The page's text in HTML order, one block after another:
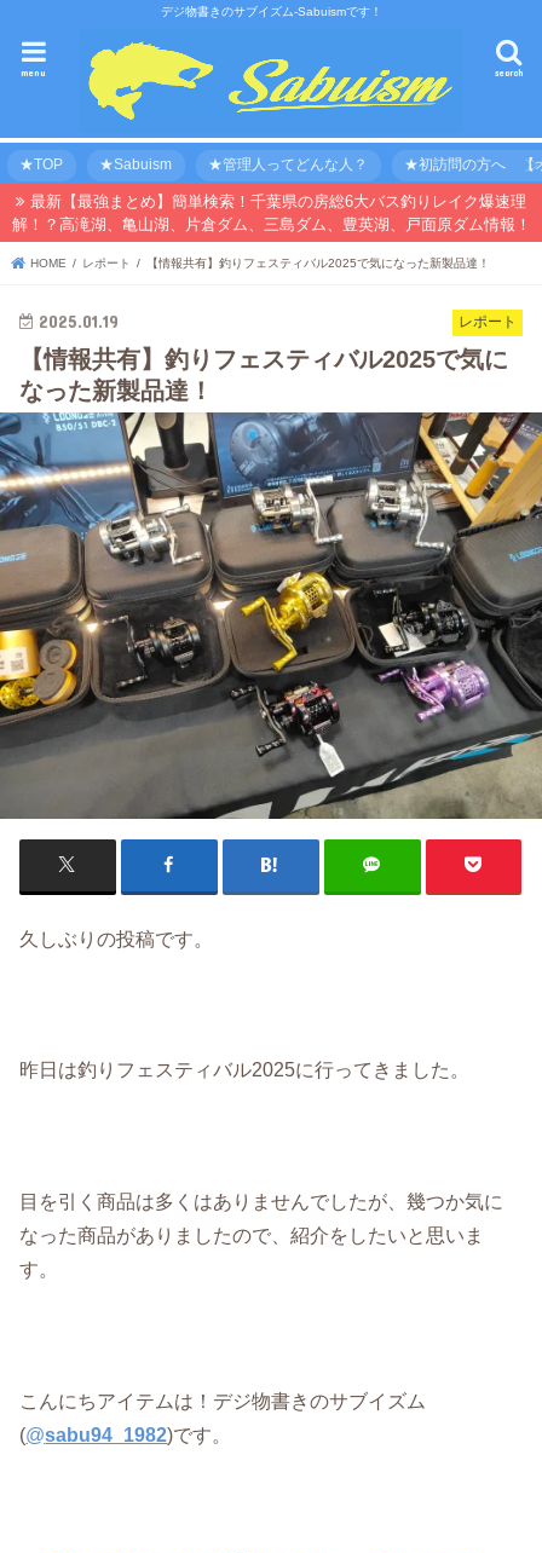
デジ物書きのサブイズム-Sabuismです！
search
menu
★TOP ★Sabuism ★管理人ってどんな人？ ★初訪問の方へ 【
最新【最強まとめ】簡単検索！千葉県の房総6大バス釣りレイク爆速理
解！？高滝湖、亀山湖、片倉ダム、三島ダム、豊英湖、戸面原ダム情報！
HOME レポート 【情報共有】釣りフェスティバル2025で気になった新製品達！
レポート
2025.01.19
【情報共有】釣りフェスティバル2025で気に
なった新製品達！
久しぶりの投稿です。
昨日は釣りフェスティバル2025に行ってきました。
目を引く商品は多くはありませんでしたが、幾つか気に
なった商品がありましたので、紹介をしたいと思いま
す。
こんにちアイテムは！デジ物書きのサブイズム
(@sabu94_1982)です。